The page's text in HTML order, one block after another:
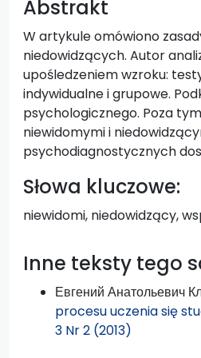
Abstrakt
W artykule omówiono
niedowidzących. Autor
upośledzeniem wzroku:
indywidualne i grupowe.
psychologicznego. Poza
niewidomymi i
psychodiagnostycznych
Słowa kluczowe:
niewidomi, niedowidzący,
Inne teksty tego
Евгений Анатольевич
procesu uczenia się
3 Nr 2 (2013)